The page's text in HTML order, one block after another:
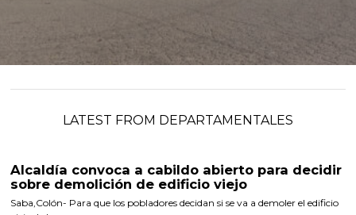
LATEST FROM DEPARTAMENTALES
Alcaldía convoca a cabildo abierto para decidir
sobre demolición de edificio viejo
Saba,Colón- Para que los pobladores decidan si se va a demoler el edificio